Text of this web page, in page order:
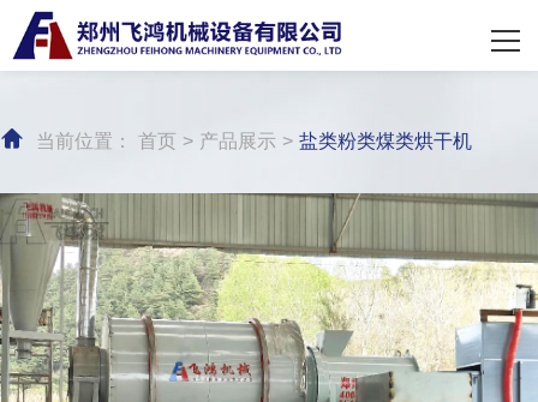
网站首页
产品展示
经典案例
新闻中心
联系我们
当前位置： 首页 > 产品展示 > 盐类粉类煤类烘干机